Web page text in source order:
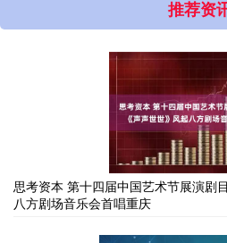
推荐资
思考资本 第十四届中国艺术节展演
八方剧场音乐会首唱重庆